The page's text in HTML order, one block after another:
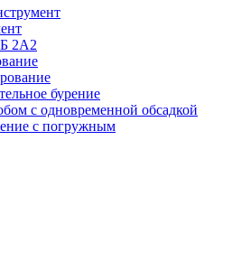
2А2
бурение
с одновременной обсадкой
с погружным